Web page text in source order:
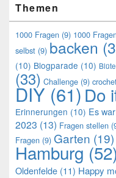
Themen
1000 Fragen (9) 1000
selbst (9) backen
(10) Blogparade (10)
(33) Challenge (9)
DIY (61)Do
Erinnerungen (10) Es
2023 (13) Fragen stellen
Fragen (9) Garten (19)
Hamburg (52)
Oldenfelde (11) Happy